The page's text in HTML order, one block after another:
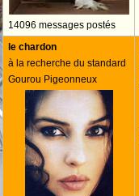
14096 messages postés
le chardon
à la recherche du standard
Gourou Pigeonneux